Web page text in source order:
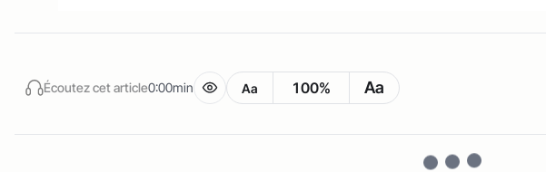
Écoutez cet article0:00min Aa 100% Aa